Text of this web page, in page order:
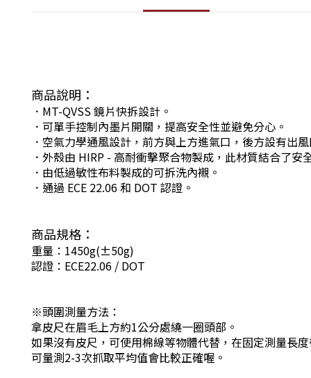
商品說明：
．MT-QVSS 鏡片快拆設計。
．可單手控制內墨片開關，提高安全性並避免分心。
．空氣力學通風設計，前方與上方進氣口，後方設有出
．外殼由 HIRP - 高耐衝擊聚合物製成，此材質結合了安
．由低過敏性布料製成的可拆洗內襯。
．通過 ECE 22.06 和 DOT 認證。
商品規格：
重量：1450g(±50g)
認證：ECE22.06 / DOT
※頭圍測量方法：
拿皮尺在眉毛上方約1公分處繞一圈頭部。
如果沒有皮尺，可使用棉線等物體代替，在固定測量長
可量測2-3次抓取平均值會比較正確喔。